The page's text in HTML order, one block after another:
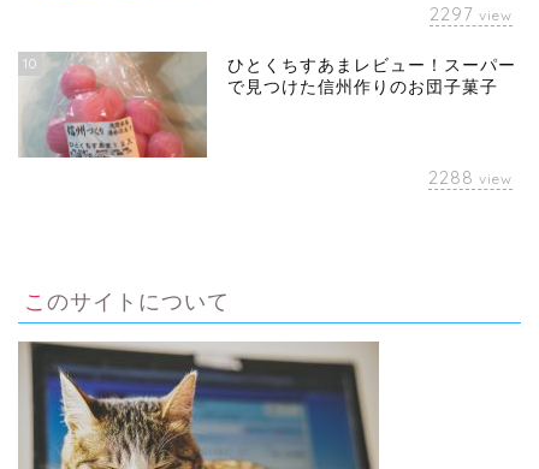
2297 view
10
ひとくちすあまレビュー！スーパー
で見つけた信州作りのお団子菓子
2288 view
このサイトについて